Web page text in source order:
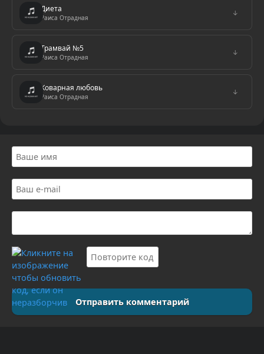
Диета
Раиса Отрадная
↓
Трамвай №5
Раиса Отрадная
↓
Коварная любовь
Раиса Отрадная
↓
Отправить комментарий